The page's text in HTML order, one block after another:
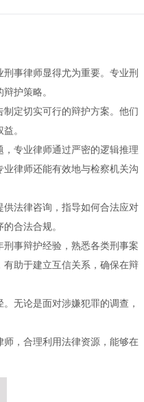
事律师显得尤为重要。专业刑
护策略。
定切实可行的辩护方案。他们
。
专业律师通过严密的逻辑推理
律师还能有效地与检察机关沟
法律咨询，指导如何合法应对
合法合规。
事辩护经验，熟悉各类刑事案
助于建立互信关系，确保在辩
无论是面对涉嫌犯罪的调查，
，合理利用法律资源，能够在